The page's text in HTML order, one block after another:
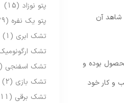
شاهد آن
بوده و
و کار خود
پتو نوزاد (15)
پتو یک نفره (129)
تشک ابری (1)
تشک
تشک اسفنجی (2)
تشک بازی (2)
تشک برقی (11)